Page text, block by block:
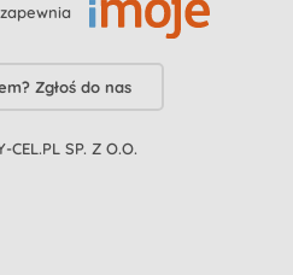
Zgłoś do nas
CEL.PL SP. Z O.O.